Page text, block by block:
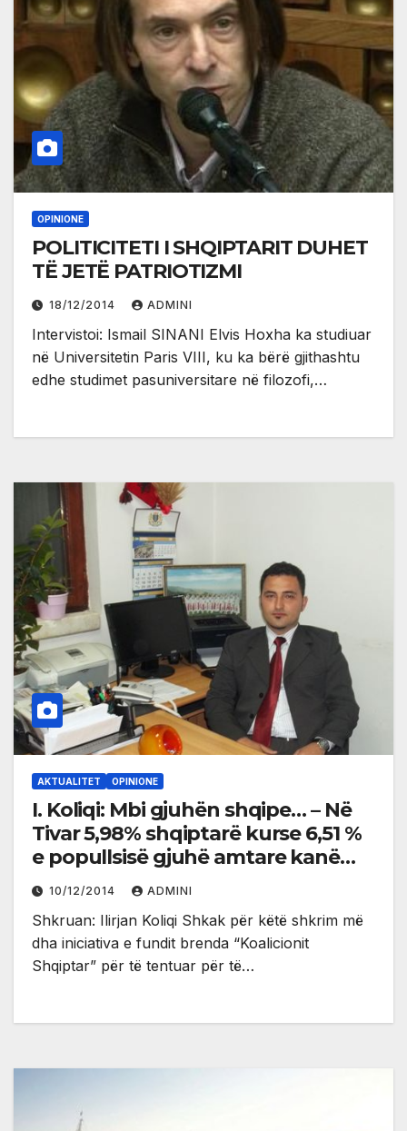
OPINIONE
POLITICITETI I SHQIPTARIT DUHET
TË JETË PATRIOTIZMI
18/12/2014 ADMINI
Intervistoi: Ismail SINANI Elvis Hoxha ka studiuar
në Universitetin Paris VIII, ku ka bërë gjithashtu
edhe studimet pasuniversitare në filozofi,…
AKTUALITET OPINIONE
I. Koliqi: Mbi gjuhën shqipe… – Në
Tivar 5,98% shqiptarë kurse 6,51 %
e popullsisë gjuhë amtare kanë
gjuhën shqipe!
10/12/2014 ADMINI
Shkruan: Ilirjan Koliqi Shkak për këtë shkrim më
dha iniciativa e fundit brenda “Koalicionit
Shqiptar” për të tentuar për të…